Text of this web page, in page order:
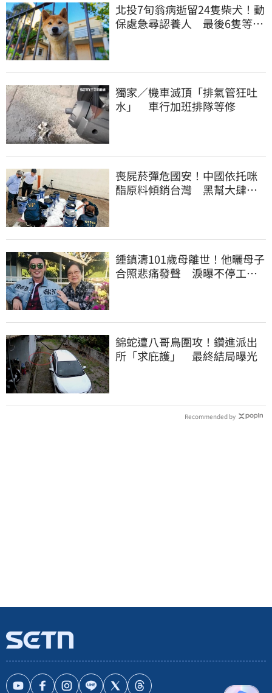
北投7旬翁病逝留24隻柴犬！動
保處急尋認養人 最後6隻等新
獨家／機車滅頂「排氣管狂吐
水」 車行加班排隊等修
喪屍菸彈危國安！中國依托咪
酯原料傾銷台灣 黑幫大肆走
鍾鎮濤101歲母離世！他曬母子
合照悲痛發聲 淚曝不停工原
錦蛇遭八哥鳥圍攻！鑽進派出
所「求庇護」 最終結局曝光
Recommended by